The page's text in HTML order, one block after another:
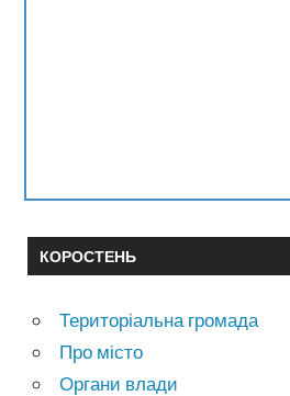
КОРОСТЕНЬ
Територіальна громада
Про місто
Органи влади